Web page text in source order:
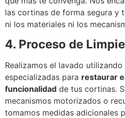
las cortinas de forma segura y
ni los materiales ni los
4. Proceso de
Realizamos el lavado
especializadas para restaurar
funcionalidad de tus cortinas.
mecanismos motorizados o
tomamos medidas adicionales